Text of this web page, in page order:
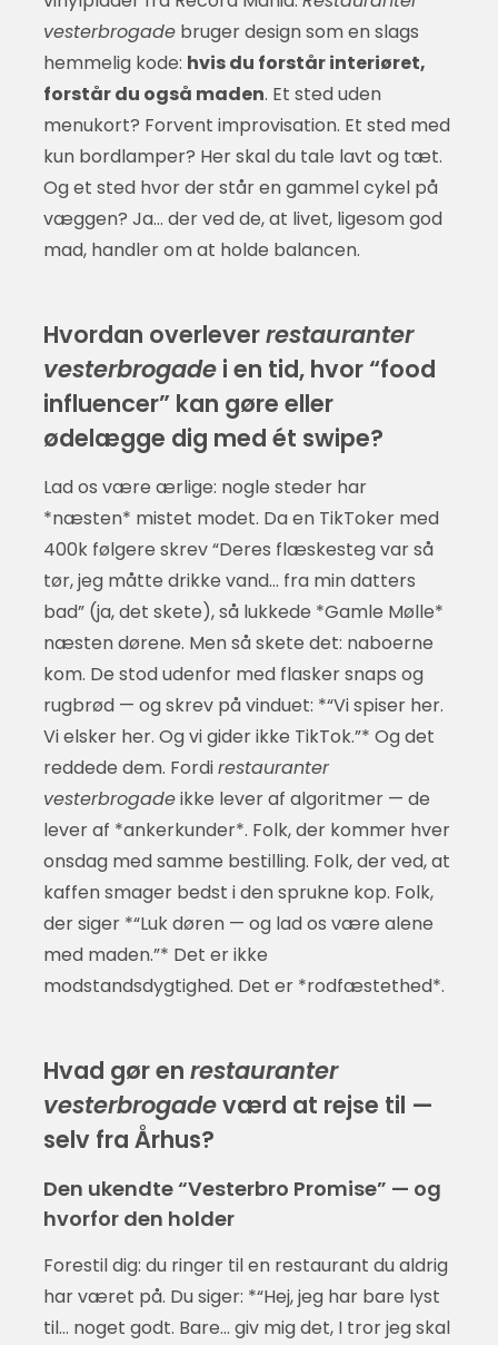
vesterbrogadebruger design som en slags
hemmelig kode: hvis du forstår interiøret,
forstår du også maden. Et sted uden
menukort? Forvent improvisation. Et sted med
kun bordlamper? Her skal du tale lavt og tæt.
Og et sted hvor der står en gammel cykel på
væggen? Ja… der ved de, at livet, ligesom god
mad, handler om at holde balancen.
Hvordan overleverrestauranter
vesterbrogadei en tid, hvor “food
influencer” kan gøre eller
ødelægge dig med ét swipe?
Lad os være ærlige: nogle steder har
*næsten* mistet modet. Da en TikToker med
400k følgere skrev “Deres flæskesteg var så
tør, jeg måtte drikke vand… fra min datters
bad” (ja, det skete), så lukkede *Gamle Mølle*
næsten dørene. Men så skete det: naboerne
kom. De stod udenfor med flasker snaps og
rugbrød — og skrev på vinduet: *“Vi spiser her.
Vi elsker her. Og vi gider ikke TikTok.”* Og det
reddede dem. Fordirestauranter
vesterbrogadeikke lever af algoritmer — de
lever af *ankerkunder*. Folk, der kommer hver
onsdag med samme bestilling. Folk, der ved, at
kaffen smager bedst i den sprukne kop. Folk,
der siger *“Luk døren — og lad os være alene
med maden.”* Det er ikke
modstandsdygtighed. Det er *rodfæstethed*.
Hvad gør en restauranter
vesterbrogadeværd at rejse til —
selv fra Århus?
Den ukendte “Vesterbro Promise” — og
hvorfor den holder
Forestil dig: du ringer til en restaurant du aldrig
har været på. Du siger: *“Hej, jeg har bare lyst
til… noget godt. Bare… giv mig det, I tror jeg skal